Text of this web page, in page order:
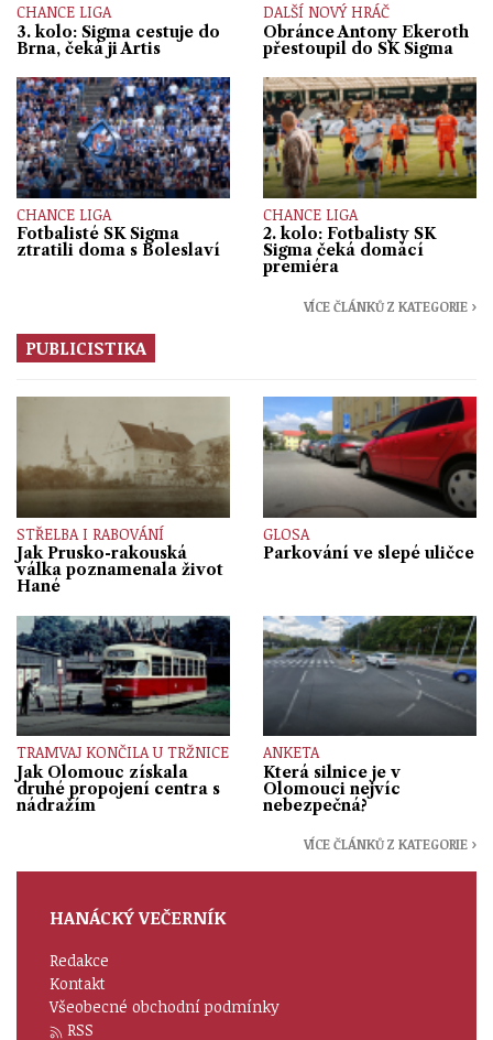
CHANCE LIGA
3. kolo: Sigma cestuje do
Brna, čeká ji Artis
DALŠÍ NOVÝ HRÁČ
Obránce Antony Ekeroth
přestoupil do SK Sigma
CHANCE LIGA
Fotbalisté SK Sigma
ztratili doma s Boleslaví
CHANCE LIGA
2. kolo: Fotbalisty SK
Sigma čeká domácí
premiéra
VÍCE ČLÁNKŮ Z KATEGORIE ›
PUBLICISTIKA
STŘELBA I RABOVÁNÍ
Jak Prusko-rakouská
válka poznamenala život
Hané
GLOSA
Parkování ve slepé uličce
TRAMVAJ KONČILA U TRŽNICE
Jak Olomouc získala
druhé propojení centra s
nádražím
ANKETA
Která silnice je v
Olomouci nejvíc
nebezpečná?
VÍCE ČLÁNKŮ Z KATEGORIE ›
HANÁCKÝ VEČERNÍK
Redakce
Kontakt
Všeobecné obchodní podmínky
RSS